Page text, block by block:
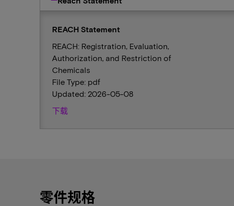
REACH Statement
REACH: Registration, Evaluation,
Authorization, and Restriction of
Chemicals
File Type: pdf
Updated: 2026-05-08
下载
零件规格